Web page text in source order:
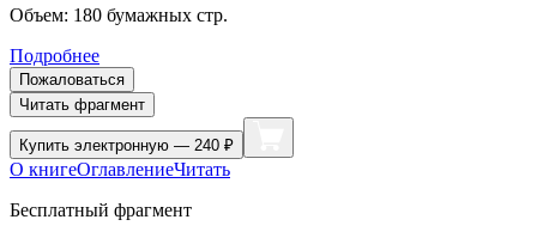
Объем: 180 бумажных стр.
Подробнее
Пожаловаться
Читать фрагмент
Купить электронную — 240 ₽
О книгеОглавлениеЧитать
Бесплатный фрагмент